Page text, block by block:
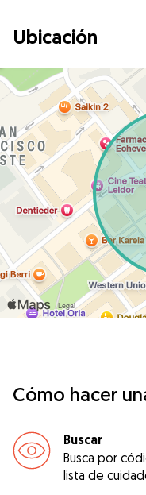
Ubicación
Cómo hacer
Buscar
Busca por
lista de